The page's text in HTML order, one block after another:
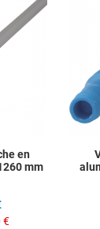
Quick
en
mm
€